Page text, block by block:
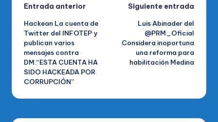
Navegación
de
entradas
Entrada anterior
Hackean La cuenta de
Twitter del INFOTEP y
publican varios
mensajes contra
DM.“ESTA CUENTA HA
SIDO HACKEADA POR
CORRUPCIÓN”
Siguiente entrada
Luis Abinader del
@PRM_Oficial
Considera inoportuna
una reforma para
habilitación Medina